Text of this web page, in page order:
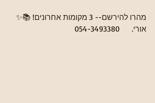
מהרו להירשם-- 3 מקומות אחרונים! 📚✨
אורי.     054-3493380